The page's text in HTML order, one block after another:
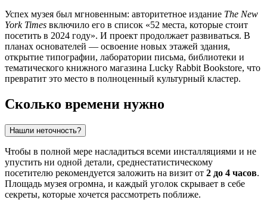
Успех музея был мгновенным: авторитетное издание The New
York Times включило его в список «52 места, которые стоит
посетить в 2024 году». И проект продолжает развиваться. В
планах основателей — освоение новых этажей здания,
открытие типографии, лаборатории письма, библиотеки и
тематического книжного магазина Lucky Rabbit Bookstore, что
превратит это место в полноценный культурный кластер.
Сколько времени нужно
Нашли неточность?
Чтобы в полной мере насладиться всеми инсталляциями и не
упустить ни одной детали, среднестатистическому
посетителю рекомендуется заложить на визит от 2 до 4 часов.
Площадь музея огромна, и каждый уголок скрывает в себе
секреты, которые хочется рассмотреть поближе.